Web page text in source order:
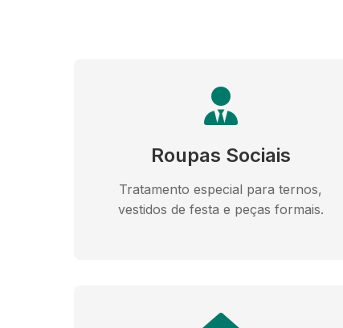
Roupas Sociais
Tratamento especial para ternos,
vestidos de festa e peças formais.